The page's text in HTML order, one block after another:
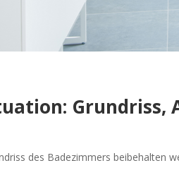
Grundriss,
des Badezimmers beibehalten